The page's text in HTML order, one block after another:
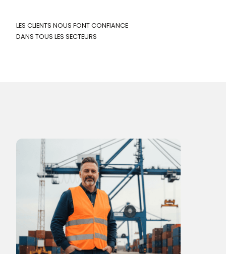
LES CLIENTS NOUS FONT CONFIANCE
DANS TOUS LES SECTEURS